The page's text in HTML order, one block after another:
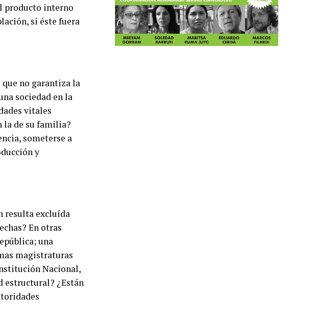
producto interno
si éste fuera
que no garantiza la
sociedad en la
vitales
la de su familia?
someterse a
y
resulta excluída
En otras
una
magistraturas
Nacional,
estructural? ¿Están